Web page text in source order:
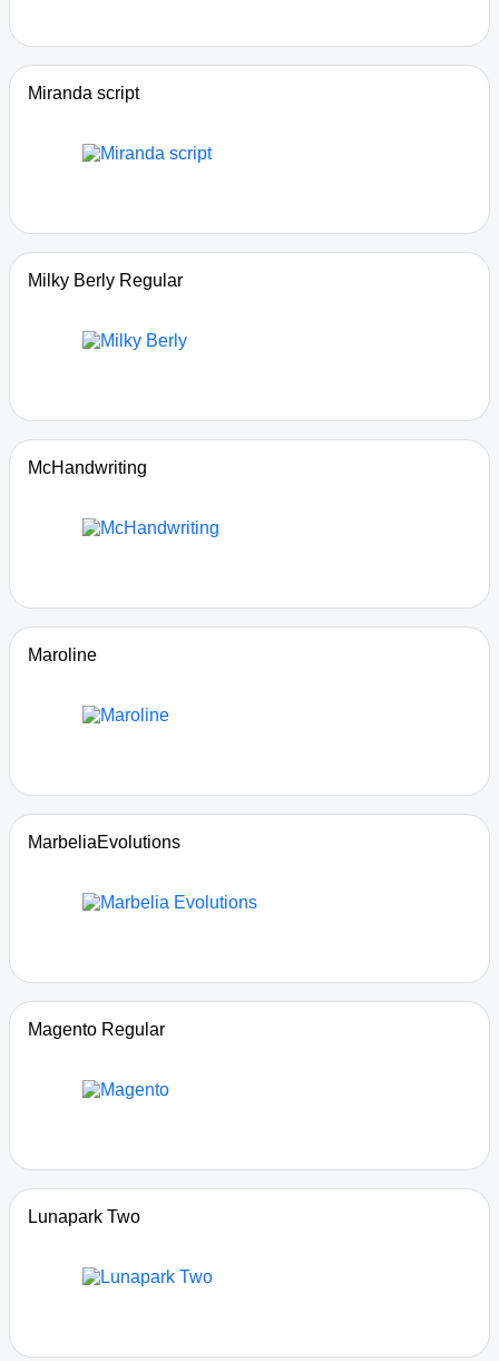
Miranda script
Milky Berly Regular
McHandwriting
Maroline
MarbeliaEvolutions
Magento Regular
Lunapark Two